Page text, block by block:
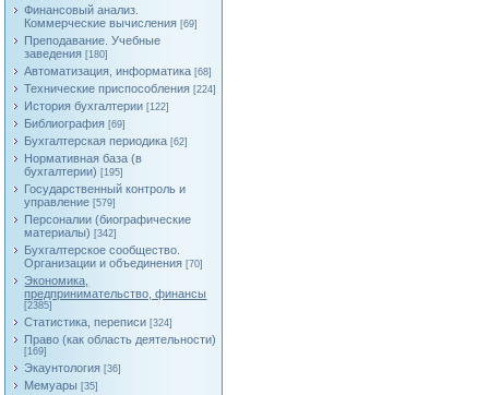
Финансовый анализ.
Коммерческие вычисления [69]
Преподавание. Учебные
заведения [180]
Автоматизация, информатика [68]
Технические приспособления [224]
История бухгалтерии [122]
Библиография [69]
Бухгалтерская периодика [62]
Нормативная база (в
бухгалтерии) [195]
Государственный контроль и
управление [579]
Персоналии (биографические
материалы) [342]
Бухгалтерское сообщество.
Организации и объединения [70]
Экономика,
предпринимательство, финансы
[2385]
Статистика, переписи [324]
Право (как область деятельности)
[169]
Экаунтология [36]
Мемуары [35]